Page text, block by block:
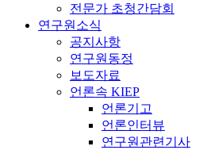
전문가 초청간담회
연구원소식
공지사항
연구원동정
보도자료
언론속 KIEP
언론기고
언론인터뷰
연구원관련기사